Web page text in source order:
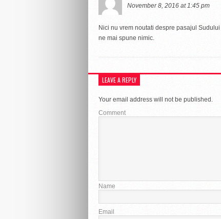
November 8, 2016 at 1:45 pm
Nici nu vrem noutati despre pasajul
ne mai spune nimic.
LEAVE A REPLY
Your email address will not be published.
Comment
Name
Email